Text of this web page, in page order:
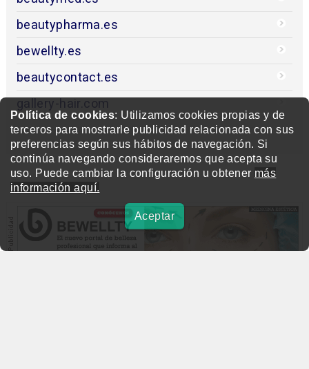
Política de cookies: Utilizamos cookies propias y de
terceros para mostrarle publicidad relacionada con sus
preferencias según sus hábitos de navegación. Si
continúa navegando consideraremos que acepta su
uso. Puede cambiar la configuración u obtener más
información aquí.
Aceptar
beautypharma.es
bewellty.es
beautycontact.es
gallery-hair.com